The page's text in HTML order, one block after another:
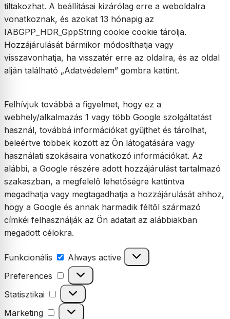
tiltakozhat. A beállításai kizárólag erre a weboldalra
vonatkoznak, és azokat 13 hónapig az
IABGPP_HDR_GppString cookie cookie tárolja.
Hozzájárulását bármikor módosíthatja vagy
visszavonhatja, ha visszatér erre az oldalra, és az oldal
alján található „Adatvédelem” gombra kattint.
Felhívjuk továbbá a figyelmet, hogy ez a
webhely/alkalmazás 1 vagy több Google szolgáltatást
használ, továbbá információkat gyűjthet és tárolhat,
beleértve többek között az Ön látogatására vagy
használati szokásaira vonatkozó információkat. Az
alábbi, a Google részére adott hozzájárulást tartalmazó
szakaszban, a megfelelő lehetőségre kattintva
megadhatja vagy megtagadhatja a hozzájárulását ahhoz,
hogy a Google és annak harmadik féltől származó
címkéi felhasználják az Ön adatait az alábbiakban
megadott célokra.
Funkcionális Funkcionális
Always active
Preferences
Preferences
Statisztikai Statisztikai
Marketing Marketing